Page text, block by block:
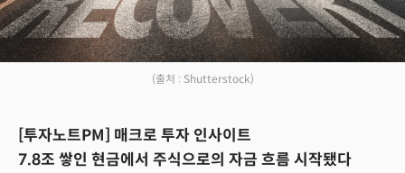
(출처 : Shutterstock)
[투자노트PM] 매크로 투자 인사이트
7.8조 쌓인 현금에서 주식으로의 자금 흐름 시작됐다